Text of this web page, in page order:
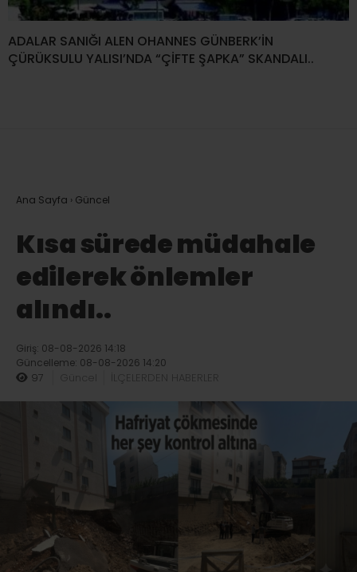
ADALAR SANIĞI ALEN OHANNES GÜNBERK’İN
ÇÜRÜKSULU YALISI’NDA “ÇİFTE ŞAPKA” SKANDALI..
Ana Sayfa › Güncel
Kısa sürede müdahale
edilerek önlemler
alındı..
Giriş: 08-08-2026 14:18
Güncelleme: 08-08-2026 14:20
97